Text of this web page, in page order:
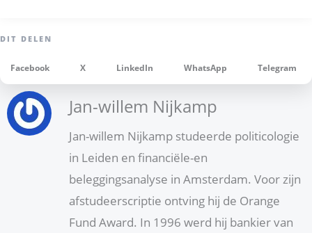
Facebook X LinkedIn WhatsApp Telegram
Jan-willem Nijkamp
Jan-willem Nijkamp studeerde politicologie
in Leiden en financiële-en
beleggingsanalyse in Amsterdam. Voor zijn
afstudeerscriptie ontving hij de Orange
Fund Award. In 1996 werd hij bankier van